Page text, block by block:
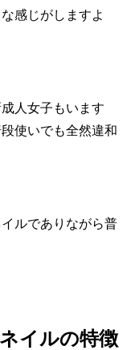
感じがしますよ
人女子もいます
使いでも全然違和
ルでありながら普
イルの特徴